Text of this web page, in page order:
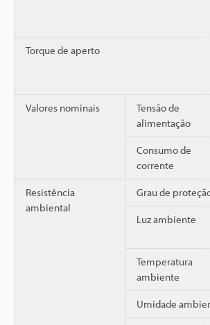
Torque de aperto
Valores nominais
Tensão de
alimentação
Consumo de
corrente
Resistência
ambiental
Grau de
Luz ambiente
Temperatura
ambiente
Umidade